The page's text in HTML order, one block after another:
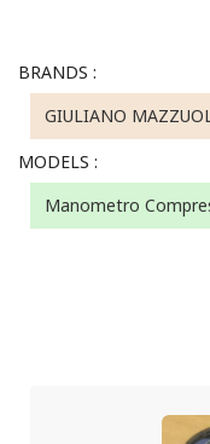
BRANDS :
GIULIANO
MODELS :
Manometro